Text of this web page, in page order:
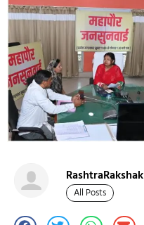
RashtraRakshak
All Posts